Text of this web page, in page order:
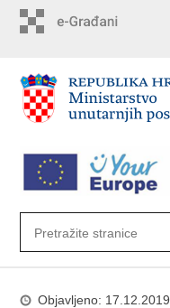
Objavljeno: 17.12.2019.